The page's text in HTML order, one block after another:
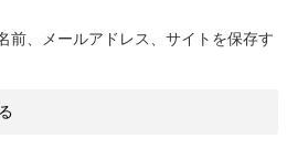
前、メールアドレス、サイトを保存す